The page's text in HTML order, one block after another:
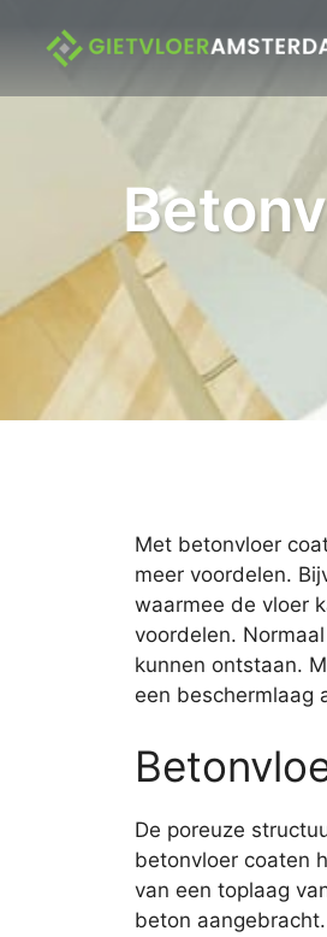
Met betonvloer
meer voordelen.
waarmee de vloer
voordelen.
kunnen ontstaan.
een beschermlaag
De poreuze
betonvloer coaten
van een toplaag
beton